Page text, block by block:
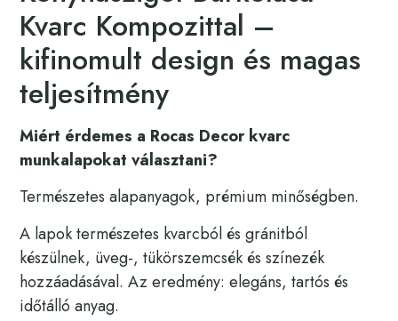
Kvarc Kompozittal –
kifinomult design és magas
teljesítmény
Miért érdemes a Rocas Decor kvarc
munkalapokat választani?
Természetes alapanyagok, prémium minőségben.
A lapok természetes kvarcból és gránitból
készülnek, üveg-, tükörszemcsék és színezék
hozzáadásával. Az eredmény: elegáns, tartós és
időtálló anyag.